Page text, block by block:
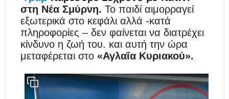
στη Νέα Σμύρνη. Το παιδί αιμορραγεί
εξωτερικά στο κεφάλι αλλά -κατά
πληροφορίες – δεν φαίνεται να διατρέχει
κίνδυνο η ζωή του. και αυτή την ώρα
μεταφέρεται στο «Αγλαΐα Κυριακού».